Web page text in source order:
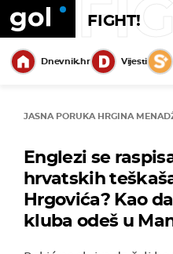
FIGHT!
Dnevnik.hr Vijesti
JASNA PORUKA HRGINA
Englezi se
hrvatskih
Hrgovića? Kao
kluba odeš u